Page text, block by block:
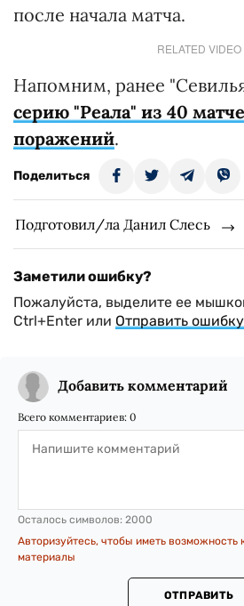
после начала матча.
RELATED VIDEO
Напомним, ранее
серию "Реала" из 40
поражений.
Поделиться
Подготовил/ла Данил Слесь
Заметили ошибку?
Пожалуйста, выделите ее
Ctrl+Enter или Отправить ошибку
Добавить комментарий
Всего комментариев: 0
Осталось символов: 2000
Авторизуйтесь, чтобы иметь возможность
материалы
ОТПРАВИТЬ